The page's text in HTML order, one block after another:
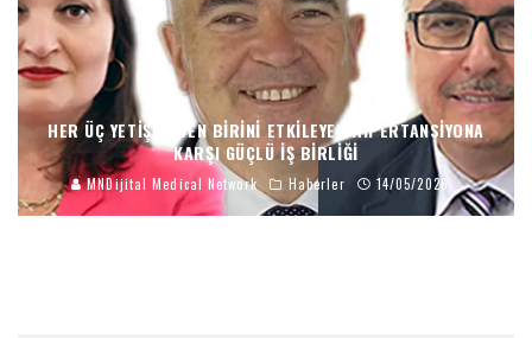
HER ÜÇ YETIŞKINDEN BIRINI ETKILEYEN HIPERTANSIYONA
KARŞI GÜÇLÜ İŞ BIRLIĞI
MNDijital Medical Network Haberler 14/05/2026